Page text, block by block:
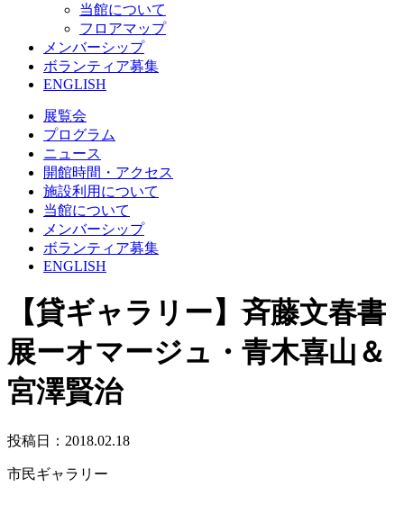
当館について
フロアマップ
メンバーシップ
ボランティア募集
ENGLISH
展覧会
プログラム
ニュース
開館時間・アクセス
施設利用について
当館について
メンバーシップ
ボランティア募集
ENGLISH
【貸ギャラリー】斉藤文春書
展ーオマージュ・青木喜山＆
宮澤賢治
投稿日：2018.02.18
市民ギャラリー